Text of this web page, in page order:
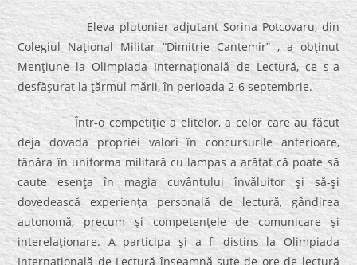
Eleva plutonier adjutant Sorina Potcovaru, din
Colegiul Naţional Militar “Dimitrie Cantemir” , a obţinut
Menţiune la Olimpiada Internaţională de Lectură, ce s-a
desfăşurat la ţărmul mării, în perioada 2-6 septembrie.
Într-o competiţie a elitelor, a celor care au făcut
deja dovada propriei valori în concursurile anterioare,
tânăra în uniforma militară cu lampas a arătat că poate să
caute esenţa în magia cuvântului învăluitor şi să-şi
dovedească experienţa personală de lectură, gândirea
autonomă, precum şi competenţele de comunicare şi
interelaţionare. A participa şi a fi distins la Olimpiada
Internaţională de Lectură înseamnă sute de ore de lectură